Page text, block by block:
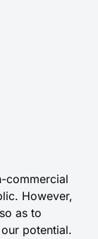
commercial
However,
as to
potential.